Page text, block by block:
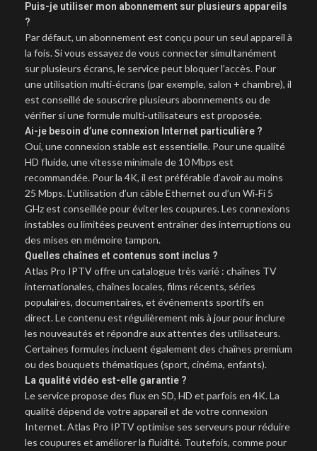
Puis-je utiliser mon abonnement sur plusieurs appareils
?
Par défaut, un abonnement est conçu pour un seul appareil à
la fois. Si vous essayez de vous connecter simultanément
sur plusieurs écrans, le service peut bloquer l’accès. Pour
une utilisation multi‑écrans (par exemple, salon + chambre), il
est conseillé de souscrire plusieurs abonnements ou de
vérifier si une formule multi‑utilisateurs est proposée.
Ai-je besoin d’une connexion Internet particulière ?
Oui, une connexion stable est essentielle. Pour une qualité
HD fluide, une vitesse minimale de 10 Mbps est
recommandée. Pour la 4K, il est préférable d’avoir au moins
25 Mbps. L’utilisation d’un câble Ethernet ou d’un Wi‑Fi 5
GHz est conseillée pour éviter les coupures. Les connexions
instables ou limitées peuvent entraîner des interruptions ou
des mises en mémoire tampon.
Quelles chaînes et contenus sont inclus ?
Atlas Pro IPTV offre un catalogue très varié : chaînes TV
internationales, chaînes locales, films récents, séries
populaires, documentaires, et événements sportifs en
direct. Le contenu est régulièrement mis à jour pour inclure
les nouveautés et répondre aux attentes des utilisateurs.
Certaines formules incluent également des chaînes premium
ou des bouquets thématiques (sport, cinéma, enfants).
La qualité vidéo est-elle garantie ?
Le service propose des flux en SD, HD et parfois en 4K. La
qualité dépend de votre appareil et de votre connexion
Internet. Atlas Pro IPTV optimise ses serveurs pour réduire
les coupures et améliorer la fluidité. Toutefois, comme pour